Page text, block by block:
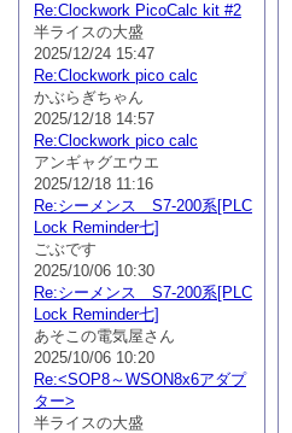
Re:Clockwork PicoCalc kit #2
半ライスの大盛
2025/12/24 15:47
Re:Clockwork pico calc
かぶらぎちゃん
2025/12/18 14:57
Re:Clockwork pico calc
アンギャグエウエ
2025/12/18 11:16
Re:シーメンス S7-200系[PLC
Lock Reminder七]
ごぶです
2025/10/06 10:30
Re:シーメンス S7-200系[PLC
Lock Reminder七]
あそこの電気屋さん
2025/10/06 10:20
Re:<SOP8～WSON8x6アダプ
ター>
半ライスの大盛